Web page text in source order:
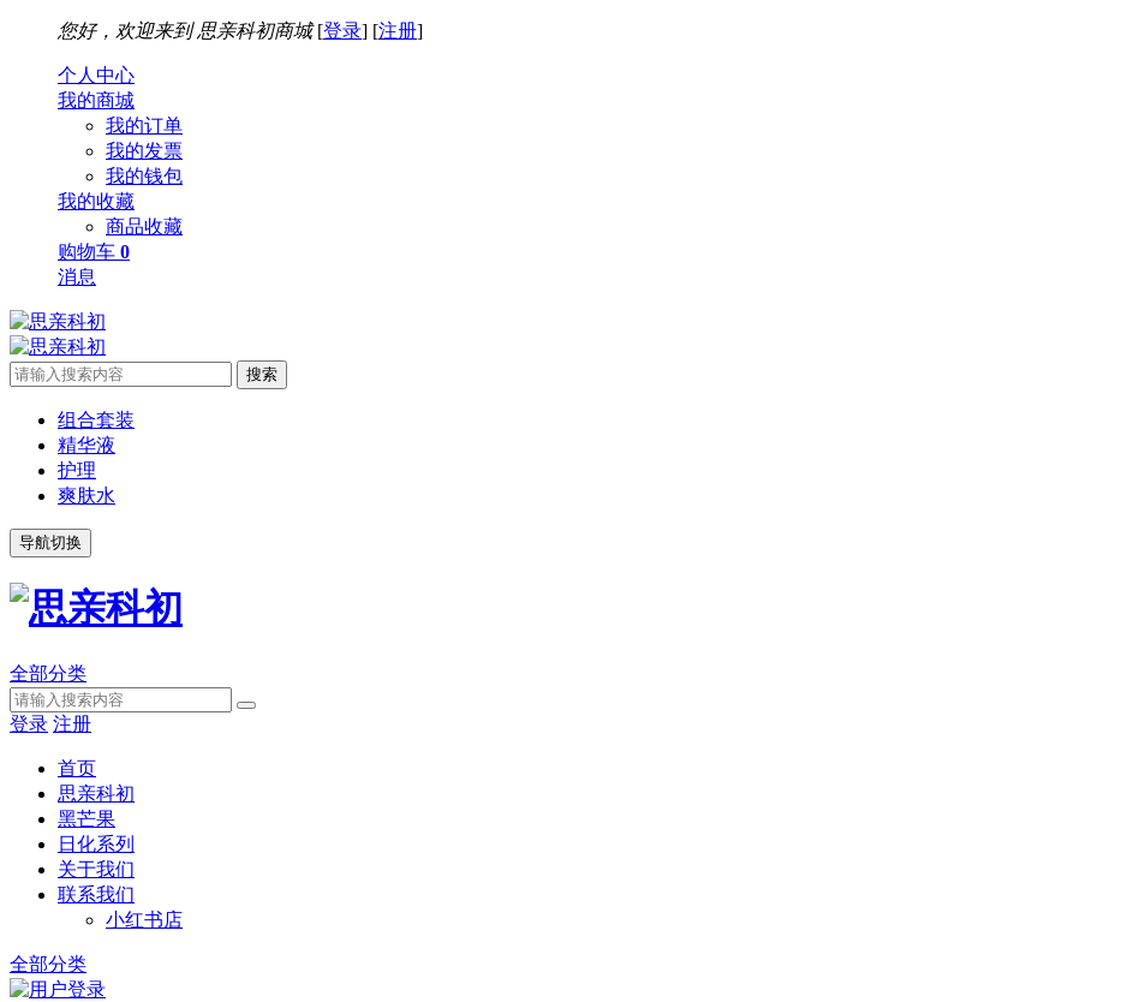
您好，欢迎来到 思亲科初商城[登录] [注册]
个人中心
我的商城
我的订单
我的发票
我的钱包
我的收藏
商品收藏
购物车 0
消息
搜索
组合套装
精华液
护理
爽肤水
导航切换
全部分类
登录 注册
首页
思亲科初
黑芒果
日化系列
关于我们
联系我们
小红书店
全部分类